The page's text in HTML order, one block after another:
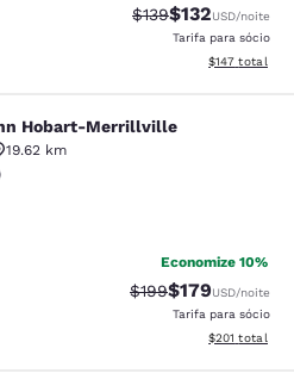
Tarifa anterior
$139Tarifa com
$132USD/noite
Tarifa para sócio
Exibir
$147 total
Merrillville
Hobart-Merrillville
19.62 km
3.28 estrelas. Bom. 1078 avaliações
Economize 10%
Tarifa anterior
$199Tarifa com
$179USD/noite
Tarifa para sócio
Exibir
$201 total